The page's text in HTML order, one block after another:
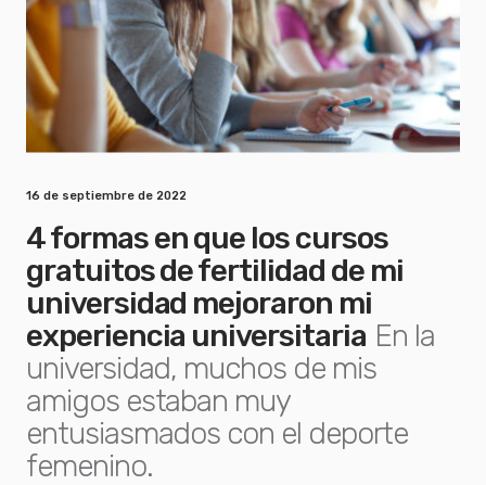
16 de septiembre de 2022
4 formas en que los cursos
gratuitos de fertilidad de mi
universidad mejoraron mi
experiencia universitaria En la
universidad, muchos de mis
amigos estaban muy
entusiasmados con el deporte
femenino.